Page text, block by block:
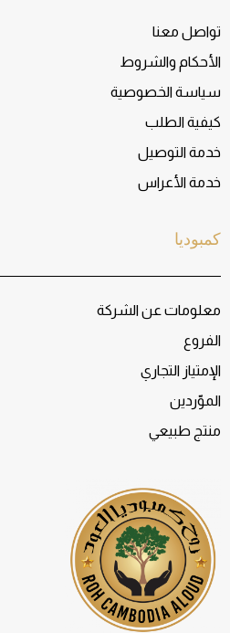
كمبوديا
معلومات عن الشركة
الفروع
الإمتياز التجاري
الموّردين
منتج طبيعي
تواصل معنا
الأحكام والشروط
سياسة الخصوصية
كيفية الطلب
خدمة التوصيل
خدمة الأعراس